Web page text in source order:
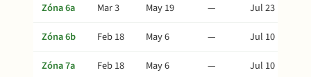
Zóna 6a
Mar 3 May 19 —
Jul 23
Zóna 6b
Feb 18 May 6 —
Jul 10
Zóna 7a
Feb 18 May 6 —
Jul 10